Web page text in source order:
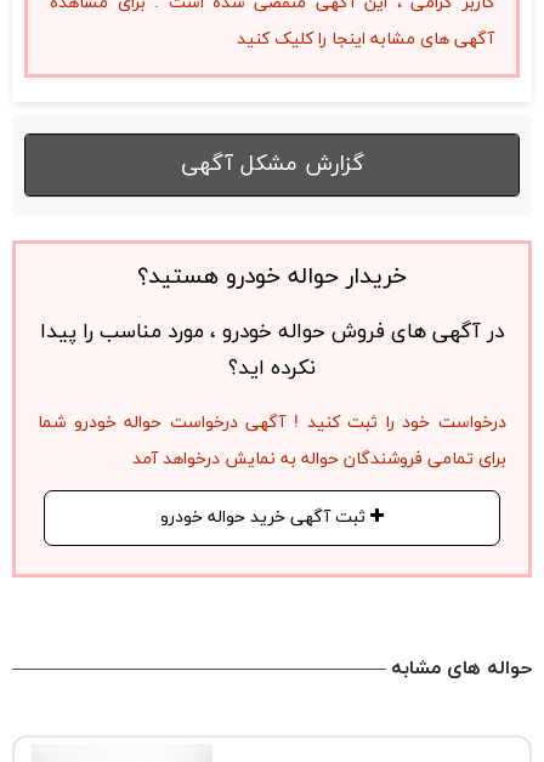
آگهی های مشابه اینجا را کلیک کنید
گزارش مشکل آگهی
خریدار حواله خودرو هستید؟
در آگهی های فروش حواله خودرو ، مورد مناسب را پیدا
نکرده اید؟
درخواست خود را ثبت کنید ! آگهی درخواست حواله خودرو شما
برای تمامی فروشندگان حواله به نمایش درخواهد آمد
ثبت آگهی خرید حواله خودرو
حواله های مشابه